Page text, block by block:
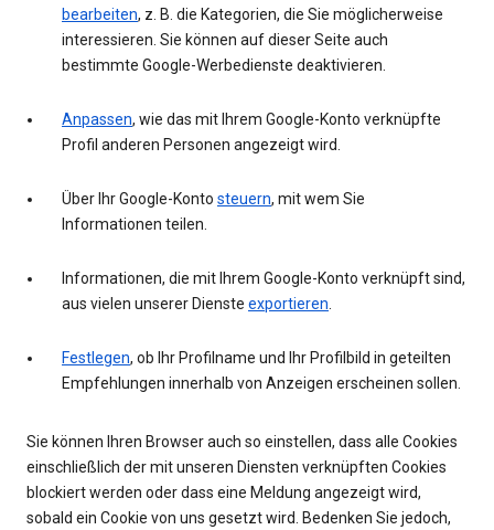
bearbeiten, z. B. die Kategorien, die Sie möglicherweise
interessieren. Sie können auf dieser Seite auch
bestimmte Google-Werbedienste deaktivieren.
Anpassen, wie das mit Ihrem Google-Konto verknüpfte
Profil anderen Personen angezeigt wird.
Über Ihr Google-Konto steuern, mit wem Sie
Informationen teilen.
Informationen, die mit Ihrem Google-Konto verknüpft sind,
aus vielen unserer Dienste exportieren.
Festlegen, ob Ihr Profilname und Ihr Profilbild in geteilten
Empfehlungen innerhalb von Anzeigen erscheinen sollen.
Sie können Ihren Browser auch so einstellen, dass alle Cookies
einschließlich der mit unseren Diensten verknüpften Cookies
blockiert werden oder dass eine Meldung angezeigt wird,
sobald ein Cookie von uns gesetzt wird. Bedenken Sie jedoch,